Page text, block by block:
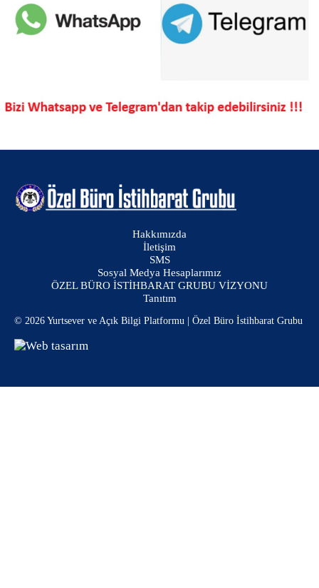
Hakkımızda
İletişim
SMS
Sosyal Medya Hesaplarımız
ÖZEL BÜRO İSTİHBARAT GRUBU VİZYONU
Tanıtım
© 2026 Yurtsever ve Açık Bilgi Platformu | Özel Büro İstihbarat Grubu